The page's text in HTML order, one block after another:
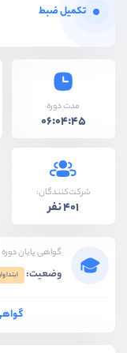
تکمیل ضبط
مدت دوره
06:04:45
شرکت‌کنندگان:
401 نفر
گواهی پایان دوره
وضعیت: ابتدا